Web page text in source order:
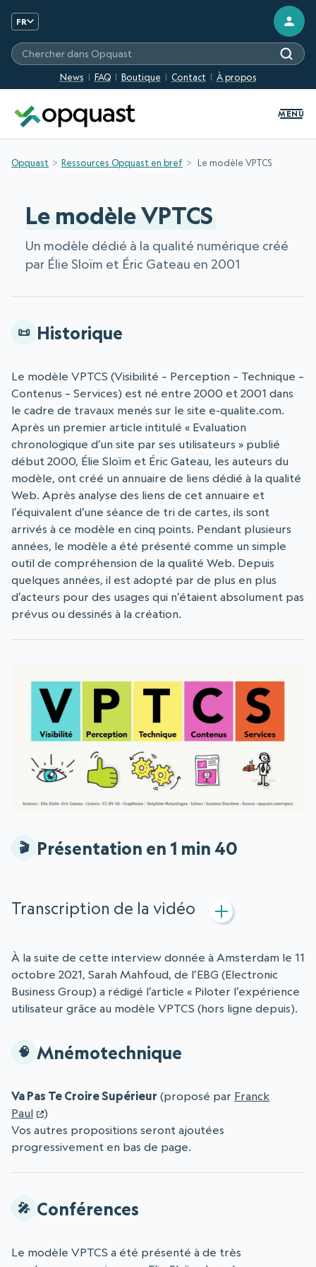
FR
News FAQ Boutique Contact À propos
Chercher sur les sites Opquast
MENU
Opquast Ressources Opquast en bref Le modèle VPTCS
Le modèle VPTCS
Un modèle dédié à la qualité numérique créé
par Élie Sloïm et Éric Gateau en 2001
Historique
Le modèle VPTCS (Visibilité – Perception – Technique –
Contenus – Services) est né entre 2000 et 2001 dans
le cadre de travaux menés sur le site e-qualite.com.
Après un premier article intitulé « Evaluation
chronologique d’un site par ses utilisateurs » publié
début 2000, Élie Sloïm et Éric Gateau, les auteurs du
modèle, ont créé un annuaire de liens dédié à la qualité
Web. Après analyse des liens de cet annuaire et
l’équivalent d’une séance de tri de cartes, ils sont
arrivés à ce modèle en cinq points. Pendant plusieurs
années, le modèle a été présenté comme un simple
outil de compréhension de la qualité Web. Depuis
quelques années, il est adopté par de plus en plus
d’acteurs pour des usages qui n’étaient absolument pas
prévus ou dessinés à la création.
Présentation en 1 min 40
Transcription de la vidéo
À la suite de cette interview donnée à Amsterdam le 11
octobre 2021, Sarah Mahfoud, de l’EBG (Electronic
Business Group) a rédigé l’article « Piloter l’expérience
utilisateur grâce au modèle VPTCS (hors ligne depuis).
Mnémotechnique
Va Pas Te Croire Supérieur (proposé par Franck
Paul
)
Vos autres propositions seront ajoutées
progressivement en bas de page.
Conférences
Le modèle VPTCS a été présenté à de très